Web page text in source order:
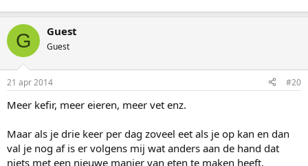
G Guest
Guest
21 apr 2014 #20
Meer kefir, meer eieren, meer vet enz.
Maar als je drie keer per dag zoveel eet als je op kan en dan
val je nog af is er volgens mij wat anders aan de hand dat
niets met een nieuwe manier van eten te maken heeft.